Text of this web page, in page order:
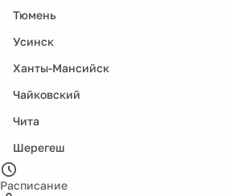
Тюмень
Усинск
Ханты-Мансийск
Чайковский
Чита
Шерегеш
Расписание